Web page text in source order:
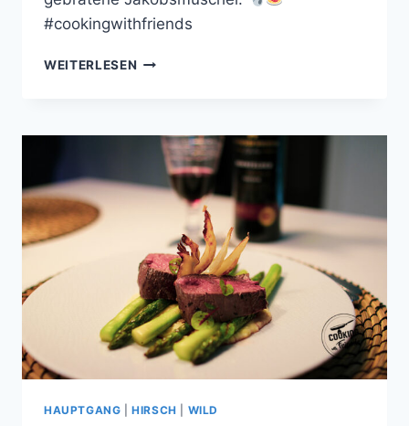
#cookingwithfriends
WEITERLESEN LINGUINE
SUGO
JAKOBSMUSCHELN
HAUPTGANG |HIRSCH WILD